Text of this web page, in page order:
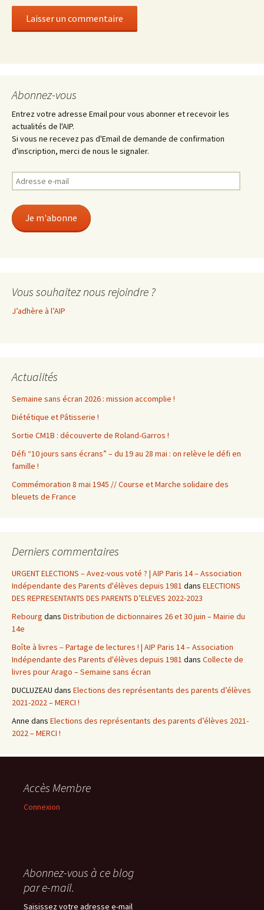
Abonnez-vous
Entrez votre adresse Email pour vous abonner et recevoir les
actualités de l'AIP.
Si vous ne recevez pas d'Email de demande de confirmation
d'inscription, merci de nous le signaler.
Adresse
e-
Je m'abonne
Vous souhaitez nous rejoindre ?
J’adhère à l’AIP
Actualités
Semaine sans écran 2026 : mission accomplie !
Diététique et Pâtisserie !
Sortie CM1B : découverte de Roland-Garros !
Défi “10 jours sans écrans” – du 19 au 28 mai : on relève le défi en
famille !
Commémoration 8 mai 1945 // Course et Marche solidaire des
bleuets de France
Derniers commentaires
URGENT ELECTIONS – Avez-vous voté ? | AIP Paris 14 – Association
Indépendante des Parents d'élèves depuis 1981 dans ELECTIONS
DES REPRESENTANTS DES PARENTS D’ELEVES 2022-2023
Rebourg dans Distribution de dictionnaires 26 et 30 juin – Mairie du
14e
Boîte à livres – Partage de lectures ! | AIP Paris 14 – Association
Indépendante des Parents d'élèves depuis 1981 dans Collecte de
livres pour Arago – Semaine sans écran
DUCLUZEAU dans Elections des représentants des parents d’élèves
2021-2022 – MERCI !
Anne dans Elections des représentants des parents d’élèves 2021-
2022 – MERCI !
Accès Membre
Connexion
Abonnez-vous à ce blog
par e-mail.
Saisissez votre adresse e-mail